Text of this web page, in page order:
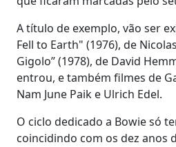
A título de exemplo, vão ser
Fell to Earth" (1976), de
Gigolo” (1978), de David
entrou, e também filmes de
Nam June Paik e Ulrich Edel.
O ciclo dedicado a Bowie só
coincidindo com os dez anos